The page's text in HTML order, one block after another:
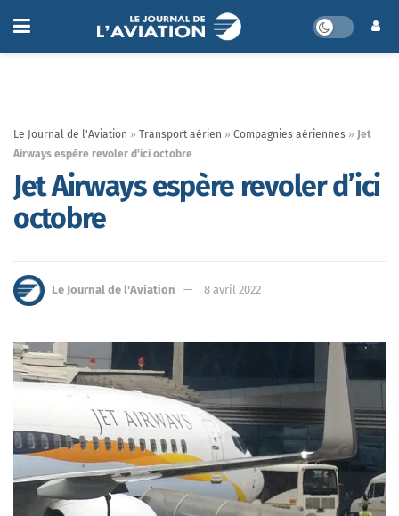
Le Journal de l'Aviation » Transport aérien » Compagnies aériennes » Jet
Airways espère revoler d’ici octobre
Jet Airways espère revoler d’ici
octobre
Le Journal de l'Aviation 8 avril 2022